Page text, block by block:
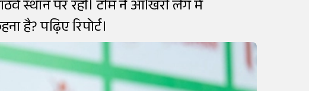
स्थान पर रही। टीम ने आखिरी लेग में
है? पढ़िए रिपोर्ट।